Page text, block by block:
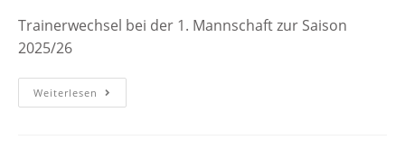
Trainerwechsel bei der 1. Mannschaft zur Saison
2025/26
Weiterlesen